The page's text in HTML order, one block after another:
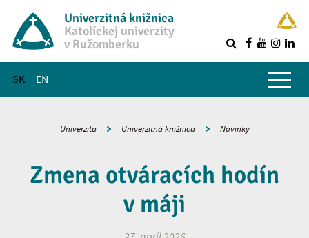
Univerzitná knižnica
Katolíckej univerzity
v Ružomberku
SK EN
Hlavné menu
Univerzita Univerzitná knižnica Novinky
Zmena otváracích hodín
v máji